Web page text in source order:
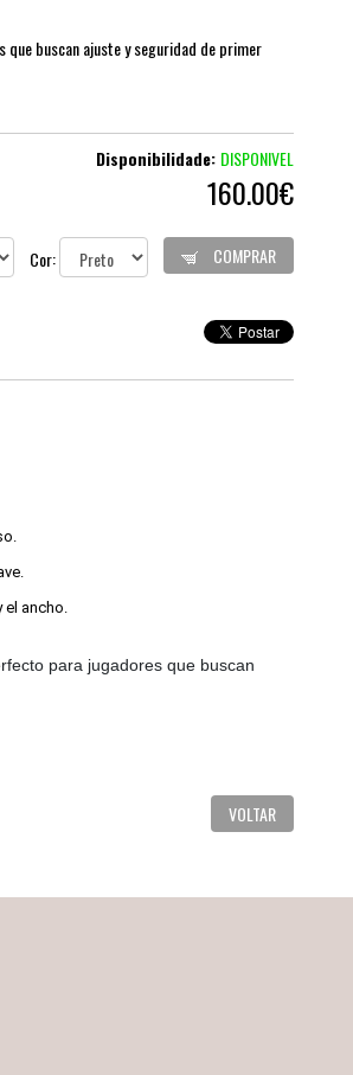
que buscan ajuste y seguridad de primer
Disponibilidade: DISPONIVEL
160.00€
Cor: COMPRAR
ancho.
para jugadores que buscan
VOLTAR